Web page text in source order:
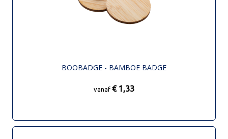
BOOBADGE - BAMBOE BADGE
vanaf € 1,33